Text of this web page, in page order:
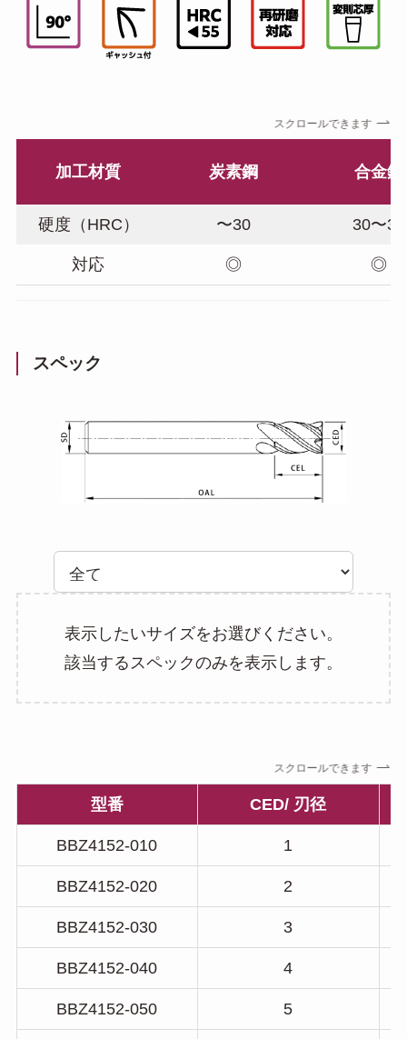
スクロールできます
加工材質 炭素鋼 合金鋼
硬度（HRC） 〜30 30〜38
対応 ◎ ◎
スペック
表示したいサイズをお選びください。
該当するスペックのみを表示します。
スクロールできます
型番 CED/ 刃径
BBZ4152-010 1
BBZ4152-020 2
BBZ4152-030 3
BBZ4152-040 4
BBZ4152-050 5